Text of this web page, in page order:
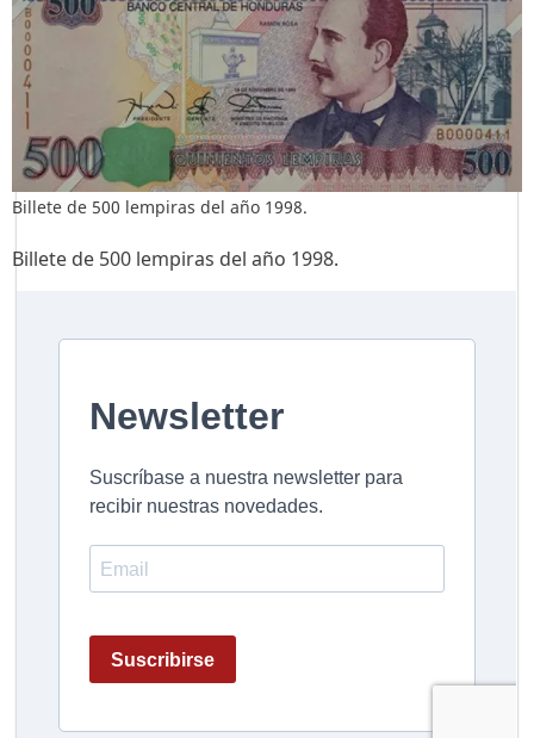
Billete de 500 lempiras del año 1998.
Billete de 500 lempiras del año 1998.